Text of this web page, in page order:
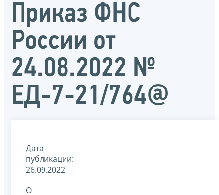
Приказ ФНС
России от
24.08.2022 №
ЕД-7-21/764@
Дата
публикации:
26.09.2022
О